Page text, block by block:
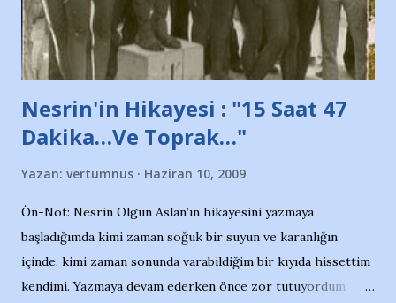
de kınıyoruz'' diye de eklemiş .. Blogumuzda okuduğum bu
yazının hemen ardından bu habe...
Nesrin'in Hikayesi : "15 Saat 47
Dakika…Ve Toprak…"
Yazan: vertumnus Haziran 10, 2009
Ön-Not: Nesrin Olgun Aslan’ın hikayesini yazmaya
başladığımda kimi zaman soğuk bir suyun ve karanlığın
içinde, kimi zaman sonunda varabildiğim bir kıyıda hissettim
kendimi. Yazmaya devam ederken önce zor tutuyordum